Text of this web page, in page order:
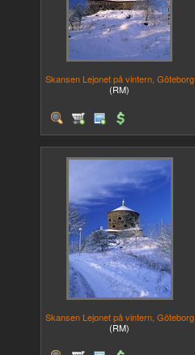
Skansen Lejonet på vintern, Göteborg
(RM)
Skansen Lejonet på vintern, Göteborg
(RM)